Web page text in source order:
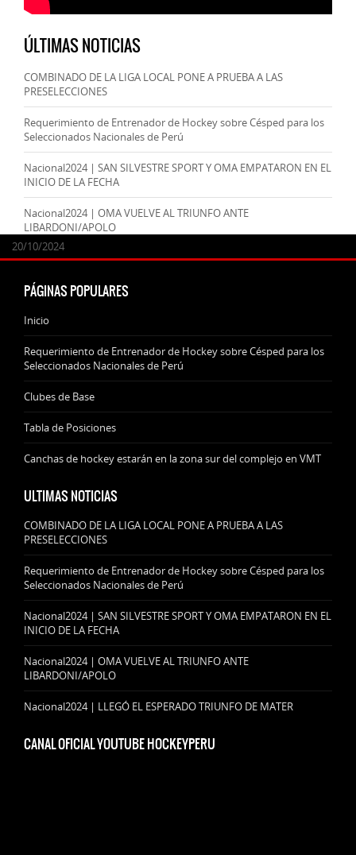
ÚLTIMAS NOTICIAS
COMBINADO DE LA LIGA LOCAL PONE A PRUEBA A LAS
PRESELECCIONES
24/09/2025
Requerimiento de Entrenador de Hockey sobre Césped para los
Seleccionados Nacionales de Perú
07/11/2024
Nacional2024 | SAN SILVESTRE SPORT Y OMA EMPATARON EN EL
INICIO DE LA FECHA
20/10/2024
Nacional2024 | OMA VUELVE AL TRIUNFO ANTE
LIBARDONI/APOLO
20/10/2024
PÁGINAS POPULARES
Inicio
Requerimiento de Entrenador de Hockey sobre Césped para los
Seleccionados Nacionales de Perú
Clubes de Base
Tabla de Posiciones
Canchas de hockey estarán en la zona sur del complejo en VMT
ULTIMAS NOTICIAS
COMBINADO DE LA LIGA LOCAL PONE A PRUEBA A LAS
PRESELECCIONES
Requerimiento de Entrenador de Hockey sobre Césped para los
Seleccionados Nacionales de Perú
Nacional2024 | SAN SILVESTRE SPORT Y OMA EMPATARON EN EL
INICIO DE LA FECHA
Nacional2024 | OMA VUELVE AL TRIUNFO ANTE
LIBARDONI/APOLO
Nacional2024 | LLEGÓ EL ESPERADO TRIUNFO DE MATER
CANAL OFICIAL YOUTUBE HOCKEYPERU